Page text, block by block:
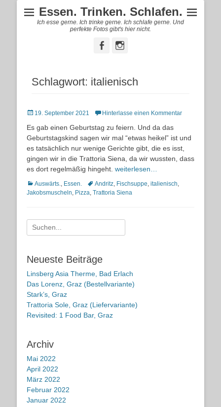
Essen. Trinken. Schlafen.
Ich esse gerne. Ich trinke gerne. Ich schlafe gerne. Und
perfekte Fotos gibt's hier nicht.
FacebookInstagram
Schlagwort: italienisch
Posted
19. September 2021 Hinterlasse einen Kommentar
Es gab einen Geburtstag zu feiern. Und da das
Geburtstagskind sagen wir mal “etwas heikel” ist und
es tatsächlich nur wenige Gerichte gibt, die es isst,
gingen wir in die Trattoria Siena, da wir wussten, dass
es dort regelmäßig hingeht. weiterlesen…
Kategorien
Auswärts., Essen. Schlagworte
Andritz, Fischsuppe, italienisch,
Jakobsmuscheln, Pizza, Trattoria Siena
Suche
nach:
Neueste Beiträge
Linsberg Asia Therme, Bad Erlach
Das Lorenz, Graz (Bestellvariante)
Stark’s, Graz
Trattoria Sole, Graz (Liefervariante)
Revisited: 1 Food Bar, Graz
Archiv
Mai 2022
April 2022
März 2022
Februar 2022
Januar 2022